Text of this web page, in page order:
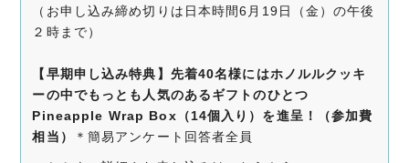
（お申し込み締め切りは日本時間6月19日（金）の午後
２時まで）
【早期申し込み特典】先着40名様にはホノルルクッキ
ーの中でもっとも人気のあるギフトのひとつ
Pineapple Wrap Box（14個入り）を進呈！（参加費
相当）
＊簡易アンケート回答者全員